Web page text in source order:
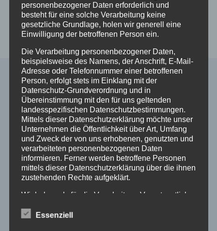
In den
Warenkorb
Details
Alle Shop Infos
Mein Konto
Zahlungsarten
Versand & Lieferung
Widerruf
Widerruf erklären
AGB
Impressum
personenbezogener Daten erforderlich und
besteht für eine solche Verarbeitung keine
gesetzliche Grundlage, holen wir generell eine
Einwilligung der betroffenen Person ein.
Die Verarbeitung personenbezogener Daten,
beispielsweise des Namens, der Anschrift, E-Mail-
Adresse oder Telefonnummer einer betroffenen
Person, erfolgt stets im Einklang mit der
Datenschutz-Grundverordnung und in
Übereinstimmung mit den für uns geltenden
landesspezifischen Datenschutzbestimmungen.
Mittels dieser Datenschutzerklärung möchte unser
Unternehmen die Öffentlichkeit über Art, Umfang
und Zweck der von uns erhobenen, genutzten und
verarbeiteten personenbezogenen Daten
informieren. Ferner werden betroffene Personen
mittels dieser Datenschutzerklärung über die ihnen
zustehenden Rechte aufgeklärt.
Wir haben als für die Verarbeitung Verantwortlicher
Maßnahmen umgesetzt, um einen möglichst
Essenziell